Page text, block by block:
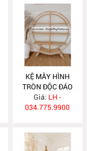
KỆ MÂY HÌNH
TRÒN ĐỘC ĐÁO
TM14
Giá: LH -
034.775.9900